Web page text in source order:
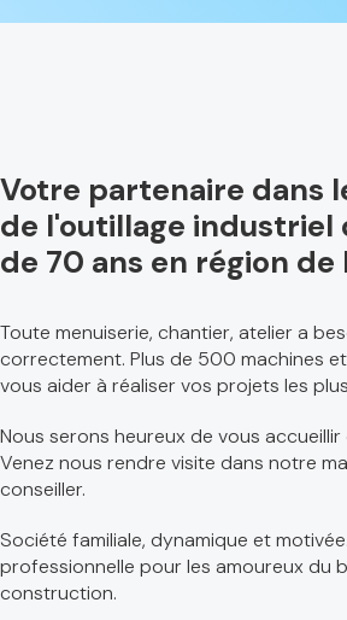
Votre partenaire dans
de l'outillage industriel
de 70 ans en région de
Toute menuiserie, chantier, atelier a
correctement. Plus de 500 machines
vous aider à réaliser vos projets les
Nous serons heureux de vous
Venez nous rendre visite dans notre
conseiller.
Société familiale, dynamique et
professionnelle pour les amoureux du
construction.